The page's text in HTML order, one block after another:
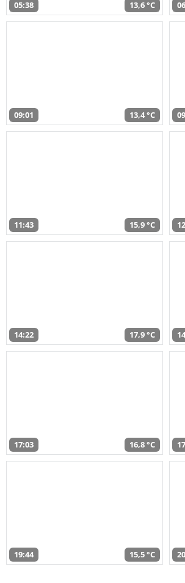
05:38 13,6 °C
09:01 13,4 °C
11:43 15,9 °C
14:22 17,9 °C
17:03 16,8 °C
19:44 15,5 °C